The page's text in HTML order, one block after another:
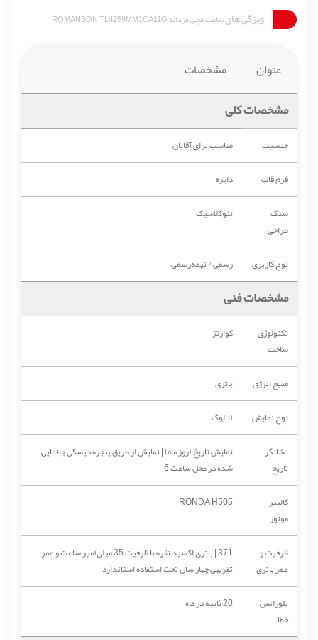
ویژگی هایساعت مچی مردانه ROMANSON TL4259MM1CA11G
عنوان مشخصات
مشخصات کلی
جنسیت
مناسب برای آقایان
فرم قاب
دایره
سبک
طراحی
نئوکلاسیک
نوع کاربری رسمی / نیمه‌رسمی
مشخصات فنی
تکنولوژی
ساخت
کوارتز
منبع انرژی
باتری
نوع نمایش
آنالوگ
نشانگر
تاریخ
نمایش تاریخ (روز ماه) | نمایش از طریق پنجره دیسکی جانمایی
شده در محل ساعت 6
کالیبر
موتور
RONDA H505
ظرفیت و
عمر باتری
371 | باتری اکسید نقره با ظرفیت 35 میلی‌آمپر ساعت و عمر
تقریبی چهار سال تحت استفاده استاندارد
تلورانس
خطا
20 ثانیه در ماه